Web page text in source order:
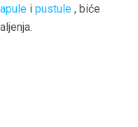
i pustule , biće